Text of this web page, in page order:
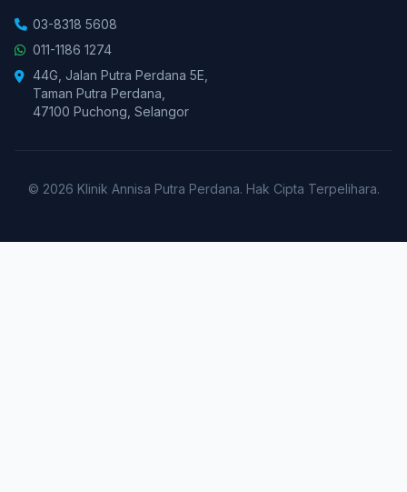
03-8318 5608
011-1186 1274
44G, Jalan Putra Perdana 5E,
Taman Putra Perdana,
47100 Puchong, Selangor
© 2026 Klinik Annisa Putra Perdana. Hak Cipta Terpelihara.